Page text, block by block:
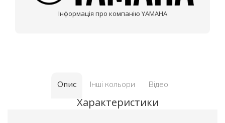
Інформація про компанію YAMAHA
Опис Інші кольори Відео
Характеристики